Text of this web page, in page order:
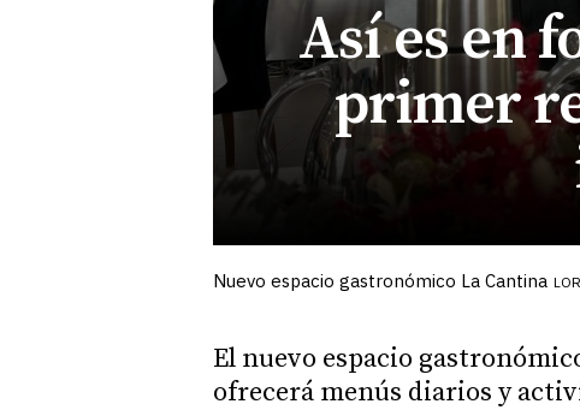
Así es en
primer
Nuevo espacio gastronómico La Cantina
El nuevo espacio
ofrecerá menús diarios y